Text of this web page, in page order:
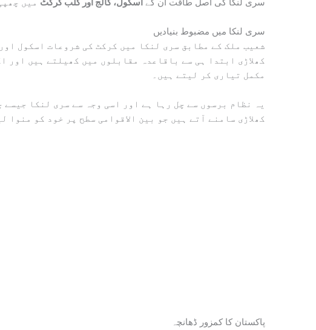
سری لنکا میں مضبوط بنیادیں
شعیب ملک کے مطابق سری لنکا میں کرکٹ کی شروعات اسکول
کھلاڑی ابتدا ہی سے باقاعدہ مقابلوں میں کھیلتے ہیں اور
مکمل تیاری کر لیتے ہیں۔
یہ نظام برسوں سے چل رہا ہے اور اسی وجہ سے سری لنکا
کھلاڑی سامنے آتے ہیں جو بین الاقوامی سطح پر خود کو منوا
پاکستان کا کمزور ڈھانچہ